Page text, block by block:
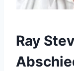
Ray